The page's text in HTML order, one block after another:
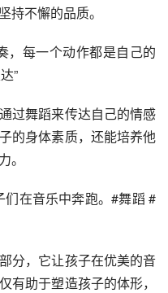
持不懈的品质。
，每一个动作都是自己的
”
过舞蹈来传达自己的情感
的身体素质，还能培养他
。
们在音乐中奔跑。#舞蹈 #
分，它让孩子在优美的音
有助于塑造孩子的体形，